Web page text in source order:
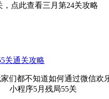
点此查看三月第24关攻
关通关攻略
都不知道如何通过微信欢
程序5月残局55关